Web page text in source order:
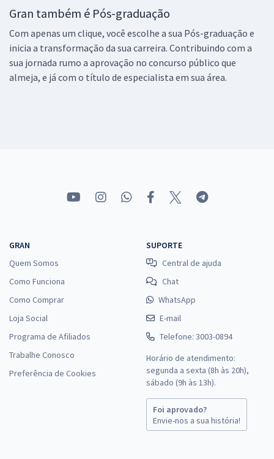
Gran também é Pós-graduação
Com apenas um clique, você escolhe a sua Pós-graduação e
inicia a transformação da sua carreira. Contribuindo com a
sua jornada rumo a aprovação no concurso público que
almeja, e já com o título de especialista em sua área.
GRAN
Quem Somos
Como Funciona
Como Comprar
Loja Social
Programa de Afiliados
Trabalhe Conosco
Preferência de Cookies
SUPORTE
Central de ajuda
Chat
WhatsApp
E-mail
Telefone: 3003-0894
Horário de atendimento:
segunda a sexta (8h às 20h),
sábado (9h às 13h).
Foi aprovado?
Envie-nos a sua história!